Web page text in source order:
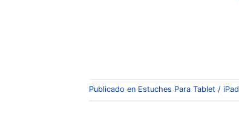
Publicado en Estuches Para Tablet / iPad